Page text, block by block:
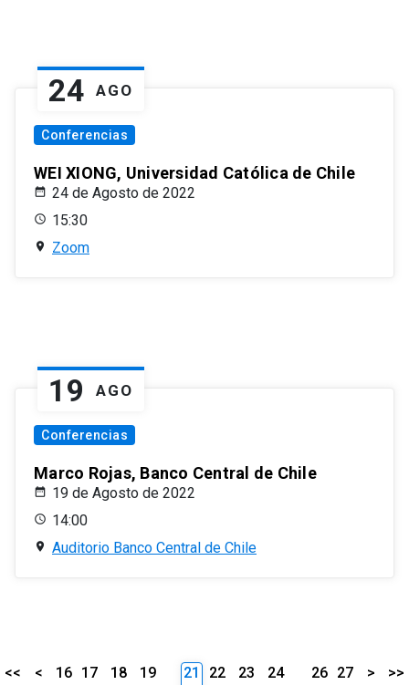
24 AGO
Conferencias
WEI XIONG, Universidad Católica de Chile
24 de Agosto de 2022
15:30
Zoom
19 AGO
Conferencias
Marco Rojas, Banco Central de Chile
19 de Agosto de 2022
14:00
Auditorio Banco Central de Chile
<< < 16 17 18
19
21 22 23
24
26 27 > >>